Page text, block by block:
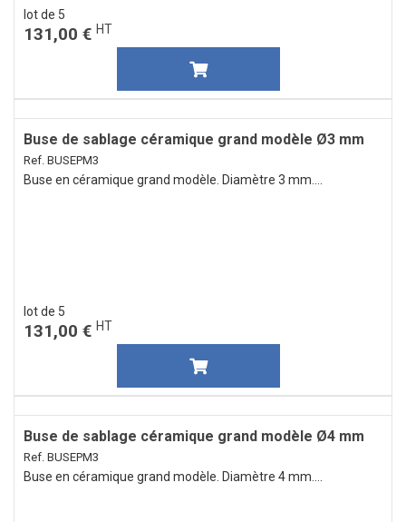
lot de 5
131,00 € HT
Buse de sablage céramique grand modèle Ø3 mm
Ref. BUSEPM3
Buse en céramique grand modèle. Diamètre 3 mm....
lot de 5
131,00 € HT
Buse de sablage céramique grand modèle Ø4 mm
Ref. BUSEPM3
Buse en céramique grand modèle. Diamètre 4 mm....